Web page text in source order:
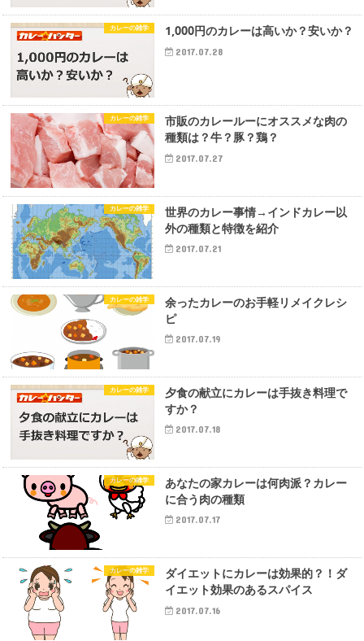
カレーの雑学 1,000円のカレーは高いか？安いか？
2017.07.28
カレーの雑学
市販のカレールーにオススメな肉の
種類は？牛？豚？鶏？
2017.07.27
カレーの雑学
世界のカレー事情→インドカレー以
外の種類と特徴を紹介
2017.07.21
カレーの雑学
余ったカレーのお手軽リメイクレシ
ピ
2017.07.19
カレーの雑学
夕食の献立にカレーは手抜き料理で
すか？
2017.07.18
カレーの雑学
あなたの家カレーは何肉派？カレー
に合う肉の種類
2017.07.17
カレーの雑学
ダイエットにカレーは効果的？！ダ
イエット効果のあるスパイス
2017.07.16